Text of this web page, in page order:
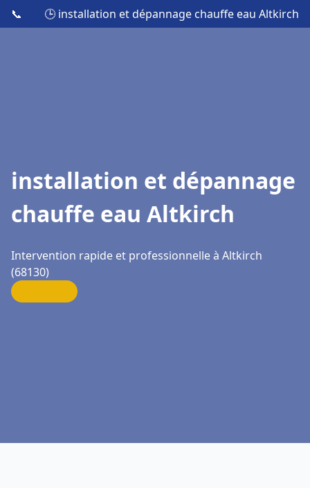
📞 🕒 installation et dépannage chauffe eau Altkirch
installation et dépannage
chauffe eau Altkirch
Intervention rapide et professionnelle à Altkirch
(68130)